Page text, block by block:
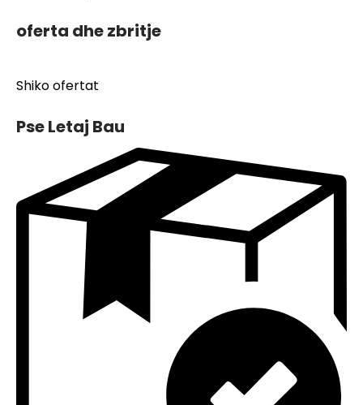
oferta dhe zbritje
Shiko ofertat
Pse Letaj Bau